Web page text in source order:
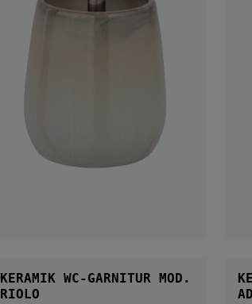
KERAMIK WC-GARNITUR MOD.
RIOLO